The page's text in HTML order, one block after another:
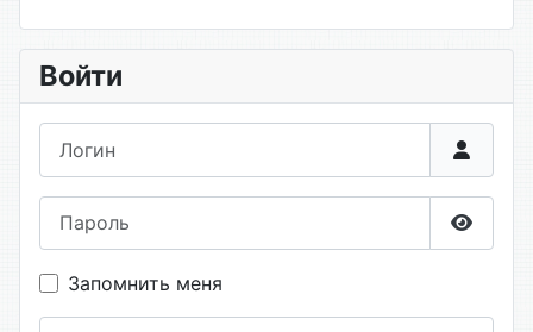
Войти
Запомнить меня